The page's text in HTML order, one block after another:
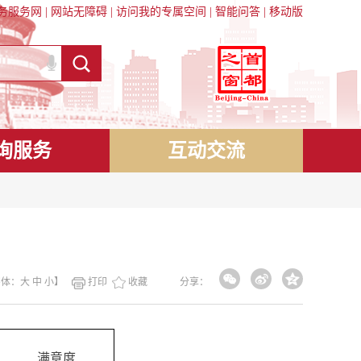
服务网 网站无障碍 访问我的专属空间 智能问答 移动版
服务 互动交流
分享：
： 大 中 小】 打印 收藏
满意度